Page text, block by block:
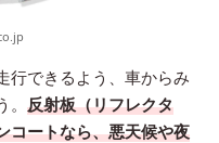
行できるよう、車からみ
反射板（リフレクタ
コートなら、悪天候や夜